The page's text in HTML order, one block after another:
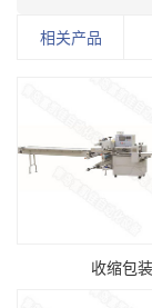
相关产品
收缩包